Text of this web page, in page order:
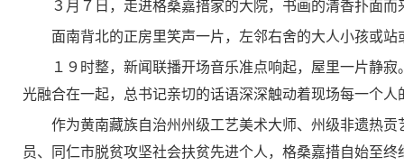
３月７日，走进格桑嘉措家的大院，书画的清香扑面
面南背北的正房里笑声一片，左邻右舍的大人小孩或站
１９时整，新闻联播开场音乐准点响起，屋里一片静
光融合在一起，总书记亲切的话语深深触动着现场每一个人
作为黄南藏族自治州州级工艺美术大师、州级非遗热贡
员、同仁市脱贫攻坚社会扶贫先进个人，格桑嘉措自始至